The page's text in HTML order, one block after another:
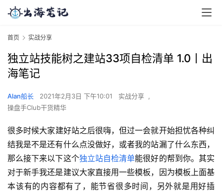
首页 实战分享
独立站技能树之建站33项自检清单 1.0丨出
海笔记
Alan船长 2021年2月3日 下午10:01 实战分享 ,
操盘手Club干货精华
​很多时候大家建好站之后很嗨，但过一会就开始担忧各种纠
结我是不是还有什么点没做好，或者我的站漏了什么东西，
那么接下来以下这个独立站自检清单能很好的帮到你。其实
对于新手我还是建议大家直接用一些模板，因为模板上面基
本该有的内容都有了，能节省很多时间，另外就是用好插